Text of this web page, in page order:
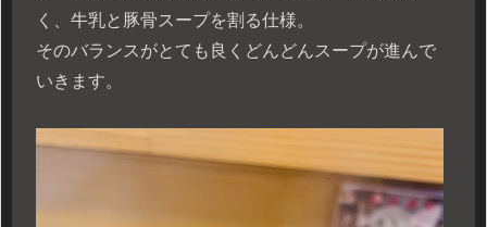
く、牛乳と豚骨スープを割る仕様。
そのバランスがとても良くどんどんスープが進んで
いきます。